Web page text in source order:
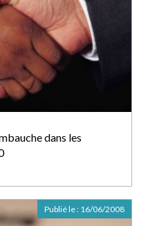
dans les
Publié le : 16/06/2008